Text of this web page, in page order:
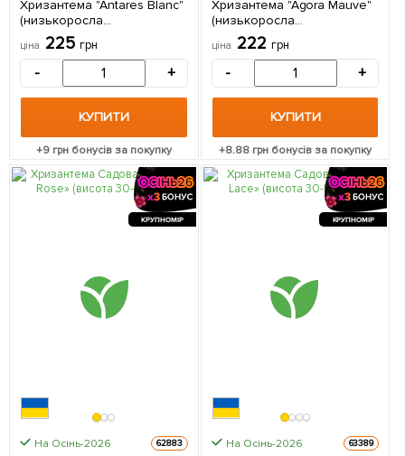
Хризантема "Antares Blanc"
(низькоросла
великоквіткова) 1
саджанець в упаковці
ціна 225 грн
- +
КУПИТИ
+9 грн бонусів за покупку
Хризантема "Agora Mauve"
(низькоросла
великоквіткова) 1
саджанець в упаковці
ціна 222 грн
- +
КУПИТИ
+8.88 грн бонусів за покупку
КРУПНОМІР
На Осінь-2026 62883
КРУПНОМІР
На Осінь-2026 63389